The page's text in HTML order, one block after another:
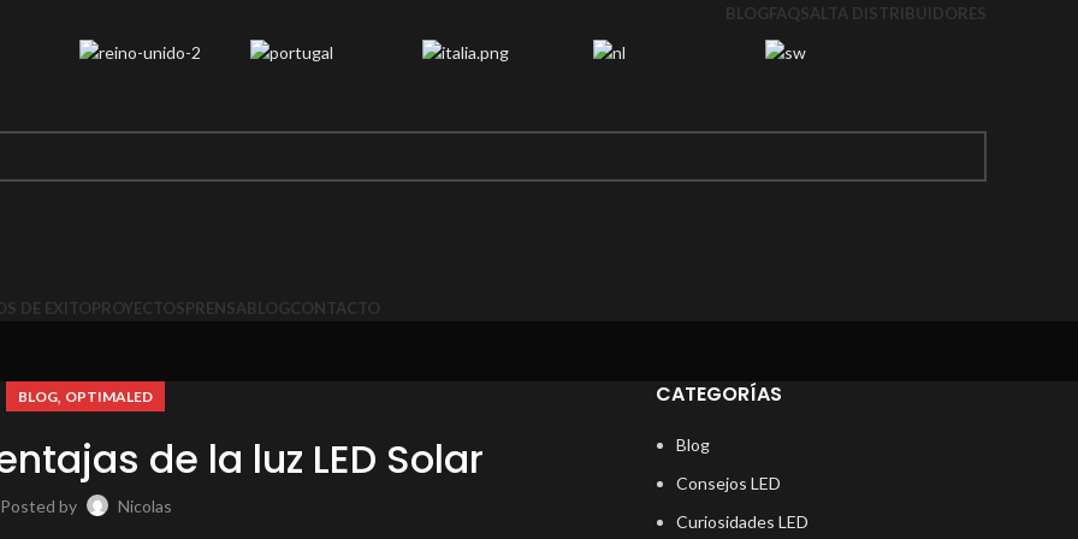
BLOGFAQSALTA DISTRIBUIDORES
DE EXITOPROYECTOSPRENSABLOGCONTACTO
BLOG, OPTIMALED
de la luz LED Solar
Posted by Nicolas
CATEGORÍAS
Blog
Consejos LED
Curiosidades LED